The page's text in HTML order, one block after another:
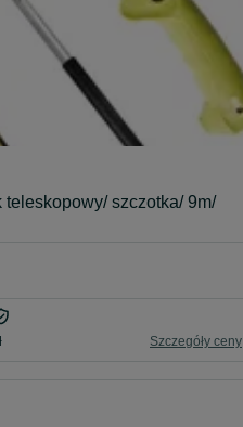
teleskopowy/ szczotka/ 9m/
Szczegóły ceny